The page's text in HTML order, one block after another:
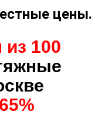
цены.
из 100